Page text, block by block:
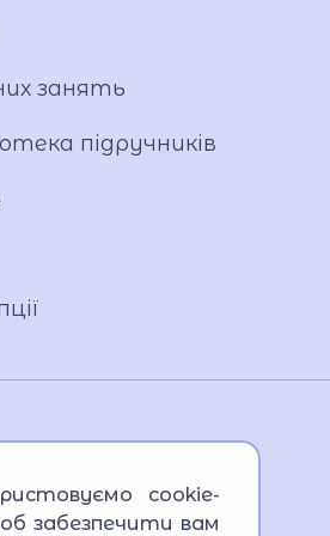
вул. Національної
занять
підручників
cookie-
забезпечити вам